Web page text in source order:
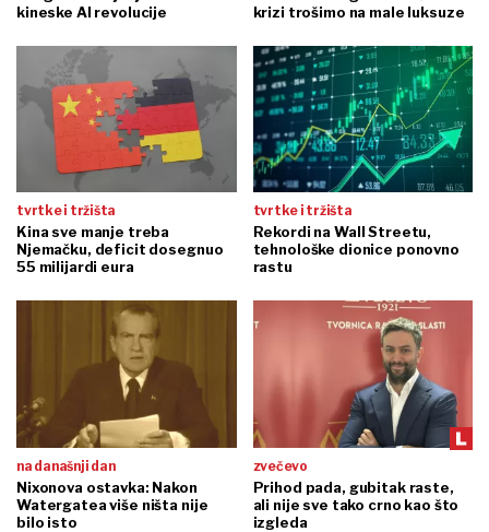
kineske AI revolucije
krizi trošimo na male luksuze
tvrtke i tržišta
Kina sve manje treba
Njemačku, deficit dosegnuo
55 milijardi eura
tvrtke i tržišta
Rekordi na Wall Streetu,
tehnološke dionice ponovno
rastu
na današnji dan
Nixonova ostavka: Nakon
Watergatea više ništa nije
bilo isto
zvečevo
Prihod pada, gubitak raste,
ali nije sve tako crno kao što
izgleda